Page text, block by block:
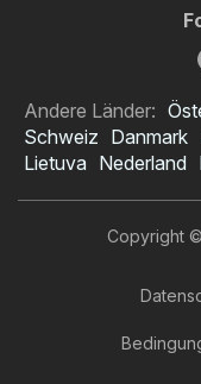
Andere Länder:
Schweiz Danmark
Lietuva Nederland
Copyright